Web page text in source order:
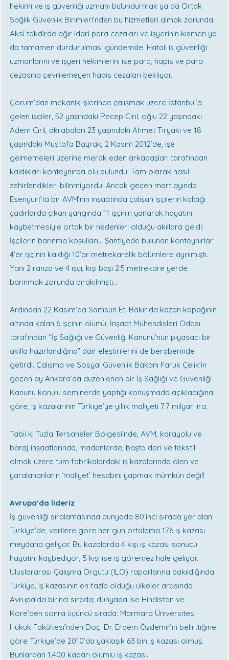
hekimi ve iş güvenliği uzmanı bulundurmak ya da Ortak
Sağlık Güvenlik Birimleri’nden bu hizmetleri almak zorunda.
Aksi takdirde ağır idari para cezaları ve işyerinin kısmen ya
da tamamen durdurulması gündemde. Hatalı iş güvenliği
uzmanlarını ve işyeri hekimlerini ise para, hapis ve para
cezasına çevrilemeyen hapis cezaları bekliyor.
Çorum’dan mekanik işlerinde çalışmak üzere İstanbul’a
gelen işçiler, 52 yaşındaki Recep Cırıl, oğlu 22 yaşındaki
Adem Cırıl, akrabaları 23 yaşındaki Ahmet Tiryaki ve 18
yaşındaki Mustafa Bayrak, 2 Kasım 2012’de, işe
gelmemeleri üzerine merak eden arkadaşları tarafından
kaldıkları konteynırda ölü bulundu. Tam olarak nasıl
zehirlendikleri bilinmiyordu. Ancak geçen mart ayında
Esenyurt’ta bir AVM’nin inşaatında çalışan işçilerin kaldığı
çadırlarda çıkan yangında 11 işçinin yanarak hayatını
kaybetmesiyle ortak bir nedenleri olduğu akıllara geldi:
İşçilerin barınma koşulları... Şantiyede bulunan konteynırlar
4’er işçinin kaldığı 10’ar metrekarelik bölümlere ayrılmıştı.
Yani 2 ranza ve 4 işçi, kişi başı 2.5 metrekare yerde
barınmak zorunda bırakılmıştı...
Ardından 22 Kasım’da Samsun Eti Bakır’da kazan kapağının
altında kalan 6 işçinin ölümü, İnşaat Mühendisleri Odası
tarafından “İş Sağlığı ve Güvenliği Kanunu’nun piyasacı bir
akılla hazırlandığına” dair eleştirilerini de beraberinde
getirdi. Çalışma ve Sosyal Güvenlik Bakanı Faruk Çelik’in
geçen ay Ankara’da düzenlenen bir İş Sağlığı ve Güvenliği
Kanunu konulu seminerde yaptığı konuşmada açıkladığına
göre, iş kazalarının Türkiye’ye yıllık maliyeti 7.7 milyar lira.
Tabii ki Tuzla Tersaneler Bölgesi’nde, AVM, karayolu ve
baraj inşaatlarında, madenlerde, başta deri ve tekstil
olmak üzere tüm fabrikalardaki iş kazalarında ölen ve
yaralananların ‘maliyet’ hesabını yapmak mümkün değil!
Avrupa’da lideriz
İş güvenliği sıralamasında dünyada 80’inci sırada yer alan
Türkiye’de, verilere göre her gün ortalama 176 iş kazası
meydana geliyor. Bu kazalarda 4 kişi iş kazası sonucu
hayatını kaybediyor, 5 kişi ise iş göremez hale geliyor.
Uluslararası Çalışma Örgütü (ILO) raporlarına bakıldığında
Türkiye, iş kazasının en fazla olduğu ülkeler arasında
Avrupa’da birinci sırada; dünyada ise Hindistan ve
Kore’den sonra üçüncü sırada. Marmara Üniversitesi
Hukuk Fakültesi’nden Doç. Dr. Erdem Özdemir’in belirttiğine
göre Türkiye’de 2010’da yaklaşık 63 bin iş kazası olmuş.
Bunlardan 1.400 kadarı ölümlü iş kazası.